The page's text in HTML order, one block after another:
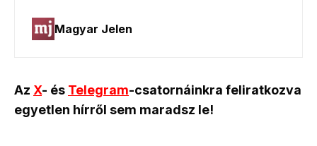
Az X- és Telegram-csatornáinkra feliratkozva
egyetlen hírről sem maradsz le!